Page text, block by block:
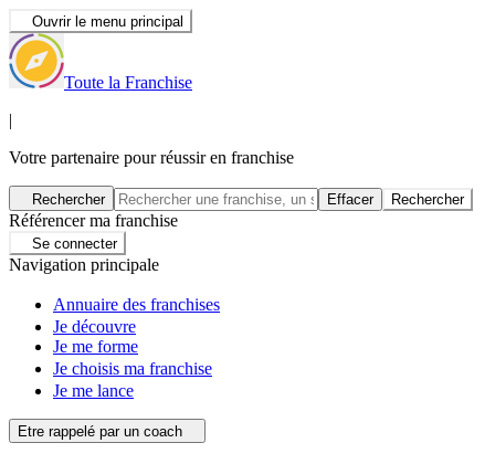
Ouvrir le menu principal
Toute la Franchise
|
Votre partenaire pour réussir en franchise
Rechercher Effacer Rechercher
Référencer ma franchise
Se connecter
Navigation principale
Annuaire des franchises
Je découvre
Je me forme
Je choisis ma franchise
Je me lance
Etre rappelé par un coach